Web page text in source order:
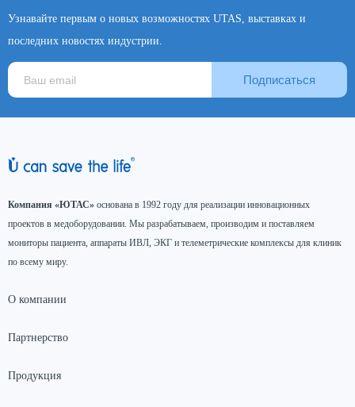
Узнавайте первым о новых возможностях UTAS, выставках и
последних новостях индустрии.
Подписаться
Компания «ЮТАС» основана в 1992 году для реализации инновационных
проектов в медоборудовании. Мы разрабатываем, производим и поставляем
мониторы пациента, аппараты ИВЛ, ЭКГ и телеметрические комплексы для клиник
по всему миру.
О компании
Партнерство
Продукция